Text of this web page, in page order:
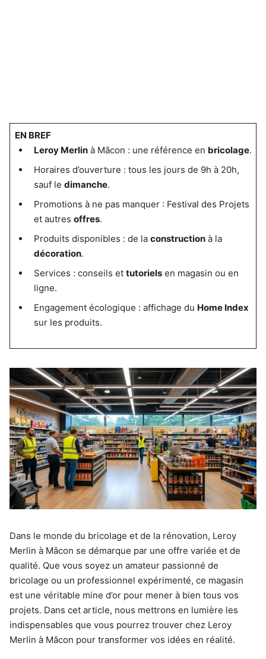
EN BREF
Leroy Merlinà Mâcon : une référence en bricolage.
Horaires d’ouverture : tous les jours de 9h à 20h,
sauf le dimanche.
Promotions à ne pas manquer : Festival des Projets
et autres offres.
Produits disponibles : de la constructionà la
décoration.
Services : conseils et tutorielsen magasin ou en
ligne.
Engagement écologique : affichage du Home Index
sur les produits.
Dans le monde du bricolage et de la rénovation, Leroy
Merlin à Mâcon se démarque par une offre variée et de
qualité. Que vous soyez un amateur passionné de
bricolage ou un professionnel expérimenté, ce magasin
est une véritable mine d’or pour mener à bien tous vos
projets. Dans cet article, nous mettrons en lumière les
indispensables que vous pourrez trouver chez Leroy
Merlin à Mâcon pour transformer vos idées en réalité.